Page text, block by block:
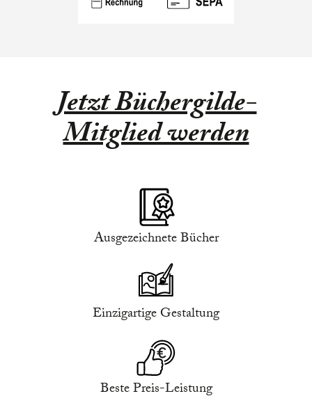
Jetzt Büchergilde-
Mitglied werden
Ausgezeichnete Bücher
Einzigartige Gestaltung
Beste Preis-Leistung